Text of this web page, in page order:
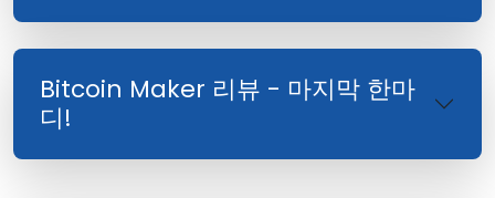
Bitcoin Maker 리뷰 - 마지막 한마
디!